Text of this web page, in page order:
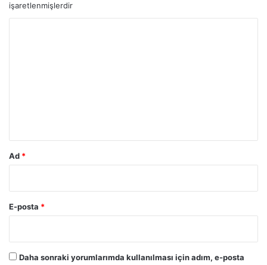
işaretlenmişlerdir
Ad *
E-posta *
Daha sonraki yorumlarımda kullanılması için adım, e-posta